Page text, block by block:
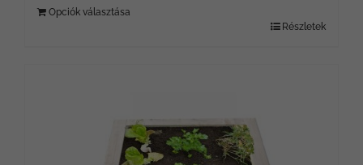
Opciók választása
Részletek